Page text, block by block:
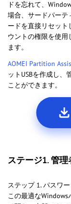
ドを忘れて、
場合、サードパーテ
ードを直接リセット
ウントの権限を使用
ます。
AOMEI Partition
ットUSBを作成し
ことができます。
ステージ1. 管
ステップ 1. パスワー
この最適な